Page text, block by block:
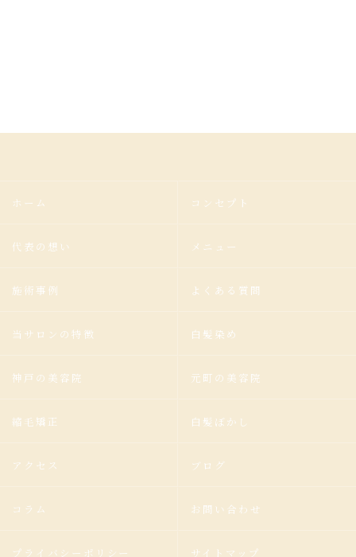
ホーム コンセプト
代表の想い メニュー
施術事例 よくある質問
当サロンの特徴 白髪染め
神戸の美容院 元町の美容院
縮毛矯正 白髪ぼかし
アクセス ブログ
コラム お問い合わせ
プライバシーポリシー サイトマップ